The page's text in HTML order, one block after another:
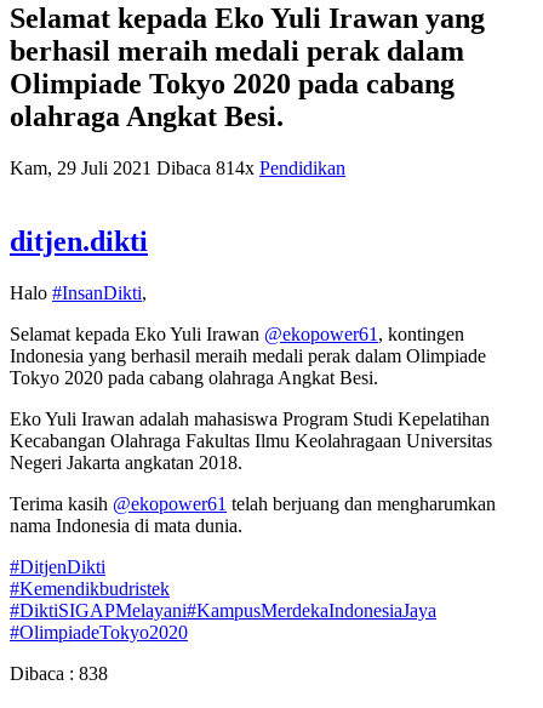
Selamat kepada Eko Yuli Irawan yang
berhasil meraih medali perak dalam
Olimpiade Tokyo 2020 pada cabang
olahraga Angkat Besi.
Kam, 29 Juli 2021 Dibaca 814x Pendidikan
ditjen.dikti
Halo #InsanDikti,
Selamat kepada Eko Yuli Irawan @ekopower61 , kontingen
Indonesia yang berhasil meraih medali perak dalam Olimpiade
Tokyo 2020 pada cabang olahraga Angkat Besi.
Eko Yuli Irawan adalah mahasiswa Program Studi Kepelatihan
Kecabangan Olahraga Fakultas Ilmu Keolahragaan Universitas
Negeri Jakarta angkatan 2018.
Terima kasih @ekopower61 telah berjuang dan mengharumkan
nama Indonesia di mata dunia.
#DitjenDikti
#Kemendikbudristek
#DiktiSIGAPMelayani#KampusMerdekaIndonesiaJaya
#OlimpiadeTokyo2020
Dibaca : 838